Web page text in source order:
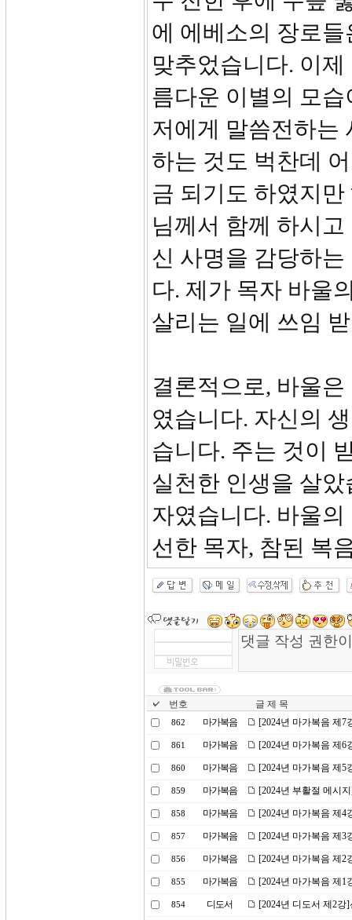
에 에베소의 장로
맞추었습니다. 이
름다운 이별의 모
저에게 말씀전하는
하는 것도 벅찬데
금 되기도 하였지
님께서 함께 하시
신 사명을 감당하
다. 제가 목자 바울
살리는 일에 쓰임
결론적으로, 바울
였습니다. 자신의
습니다. 주는 것이
실천한 인생을 살
자였습니다. 바울
선한 목자, 참된 복
번호 글 제 목
862 마가복음 [2024년 마가복음 제7
861 마가복음 [2024년 마가복음 제6
860 마가복음 [2024년 마가복음 제5
859 마가복음 [2024년 부활절 메시
858 마가복음 [2024년 마가복음 제4
857 마가복음 [2024년 마가복음 제3
856 마가복음 [2024년 마가복음 제2
855 마가복음 [2024년 마가복음 제
854 디도서 [2024년 디도서 제2